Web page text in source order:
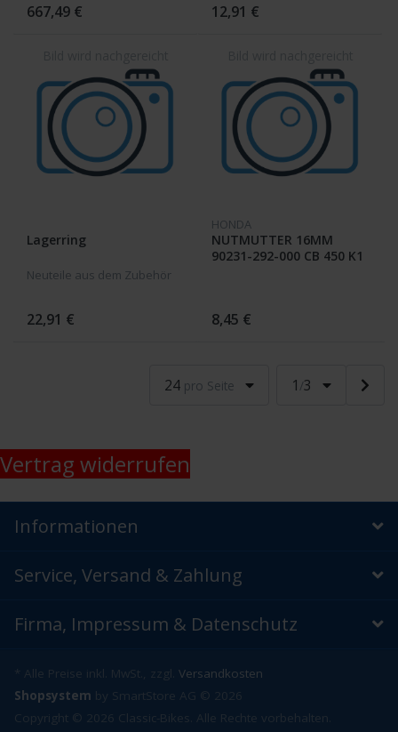
667,49 € 12,91 €
Lagerring
Neuteile aus dem Zubehör
22,91 €
HONDA
NUTMUTTER 16MM
90231-292-000 CB 450 K1
8,45 €
24 pro Seite 1 /3
Vertrag widerrufen
Informationen
Service, Versand & Zahlung
Firma, Impressum & Datenschutz
* Alle Preise inkl. MwSt., zzgl. Versandkosten
Shopsystem by SmartStore AG © 2026
Copyright © 2026 Classic-Bikes. Alle Rechte vorbehalten.